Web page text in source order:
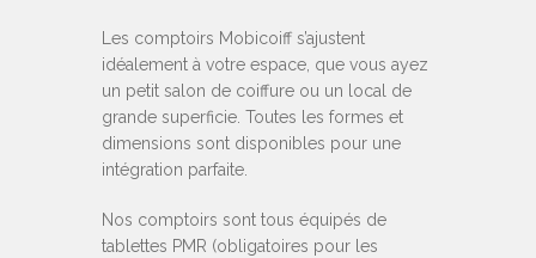
Les comptoirs Mobicoiff s’ajustent
idéalement à votre espace, que vous ayez
un petit salon de coiffure ou un local de
grande superficie. Toutes les formes et
dimensions sont disponibles pour une
intégration parfaite.
Nos comptoirs sont tous équipés de
tablettes PMR (obligatoires pour les